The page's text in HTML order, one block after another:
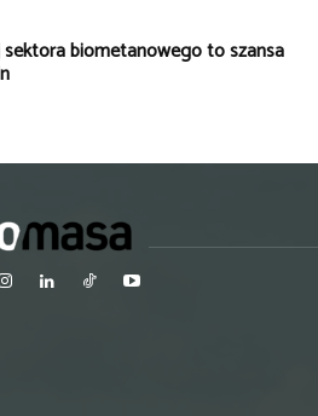
biometanowego to szansa